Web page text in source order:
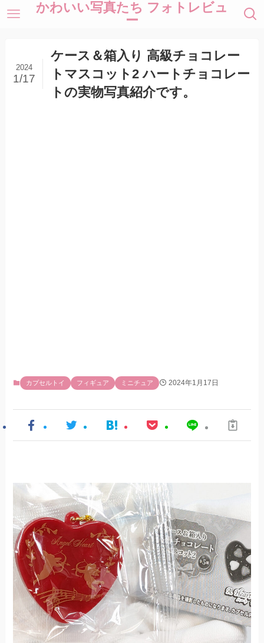
かわいい写真たち フォトレビュ
ー
ケース＆箱入り 高級チョコレー
トマスコット2 ハートチョコレー
トの実物写真紹介です。
2024
1/17
カプセルトイ フィギュア ミニチュア 2024年1月17日